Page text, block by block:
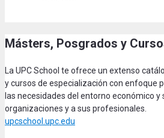
Másters, Posgrados y
La UPC School te ofrece un extenso
y cursos de especialización con enfoque
las necesidades del entorno económico y
organizaciones y a sus profesionales.
upcschool.upc.edu